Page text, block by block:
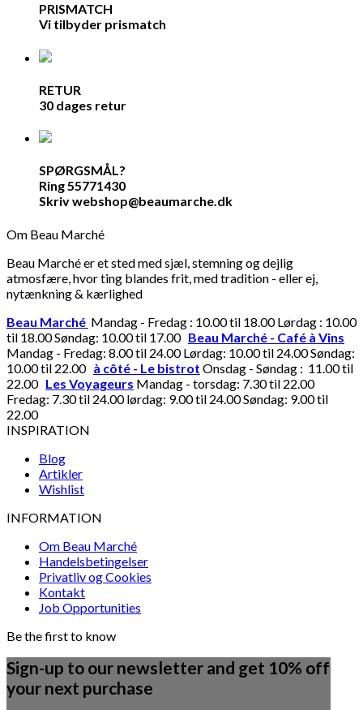
PRISMATCH
Vi tilbyder prismatch
RETUR
30 dages retur
SPØRGSMÅL?
Ring 55771430
Skriv webshop@beaumarche.dk
Om Beau Marché
Beau Marché er et sted med sjæl, stemning og dejlig
atmosfære, hvor ting blandes frit, med tradition - eller ej,
nytænkning & kærlighed
Beau Marché Mandag - Fredag : 10.00 til 18.00 Lørdag : 10.00
til 18.00 Søndag: 10.00 til 17.00 Beau Marché - Café à Vins
Mandag - Fredag: 8.00 til 24.00 Lørdag: 10.00 til 24.00 Søndag:
10.00 til 22.00 à côté - Le bistrot Onsdag - Søndag : 11.00 til
22.00 Les Voyageurs Mandag - torsdag: 7.30 til 22.00
Fredag: 7.30 til 24.00 lørdag: 9.00 til 24.00 Søndag: 9.00 til
22.00
INSPIRATION
Blog
Artikler
Wishlist
INFORMATION
Om Beau Marché
Handelsbetingelser
Privatliv og Cookies
Kontakt
Job Opportunities
Be the first to know
Sign-up to our newsletter and get 10% off
your next purchase